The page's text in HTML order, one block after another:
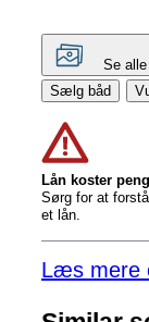
Se
Sælg båd
Lån koster
Sørg for at
et lån.
Læs mere